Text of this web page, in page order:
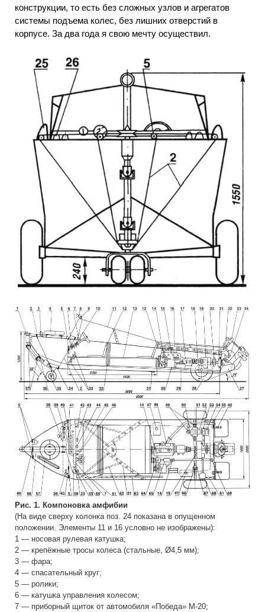
конструкции, то есть без сложных узлов и агрегатов
системы подъема колес, без лишних отверстий в
корпусе. За два года я свою мечту осуществил.
Рис. 1. Компоновка амфибии
(На виде сверху колонка поз. 24 показана в опущенном
положении. Элементы 11 и 16 условно не изображены):
1 — носовая рулевая катушка;
2 — крепёжные тросы колеса (стальные, Ø4,5 мм);
3 — фара;
4 — спасательный круг;
5 — ролики;
6 — катушка управления колесом;
7 — приборный щиток от автомобиля «Победа» М-20;